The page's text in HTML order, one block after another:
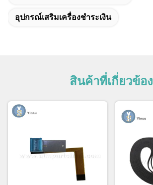
อุปกรณ์เสริมเครื่องชําระเงิน
สินค้าที่เกี่ยวข้อง